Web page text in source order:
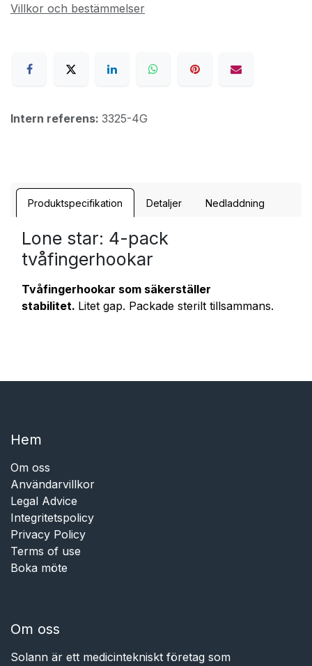
Villkor och bestämmelser
Intern referens: 3325-4G
Produktspecifikation Detaljer Nedladdning
Lone star: 4-pack
tvåfingerhookar
Tvåfingerhookar som säkerställer
stabilitet. Litet gap. Packade sterilt tillsammans.
Hem​​
Om oss
Användarvillkor
Legal Advice
Integritetspolicy
Privacy Policy
Terms of use
Boka möte
Om oss
Solann är ett medicintekniskt företag som